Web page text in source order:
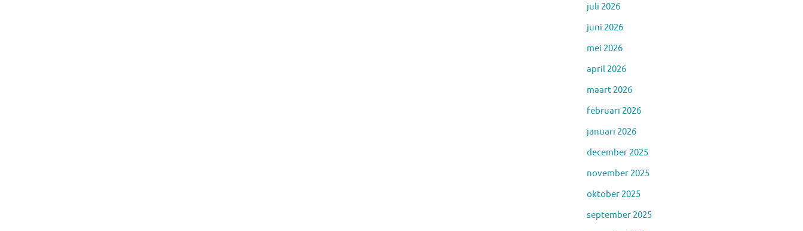
juli 2026
juni 2026
mei 2026
april 2026
maart 2026
februari 2026
januari 2026
december 2025
november 2025
oktober 2025
september 2025